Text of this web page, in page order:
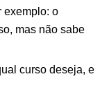
exemplo: o
mas não sabe
curso deseja, e